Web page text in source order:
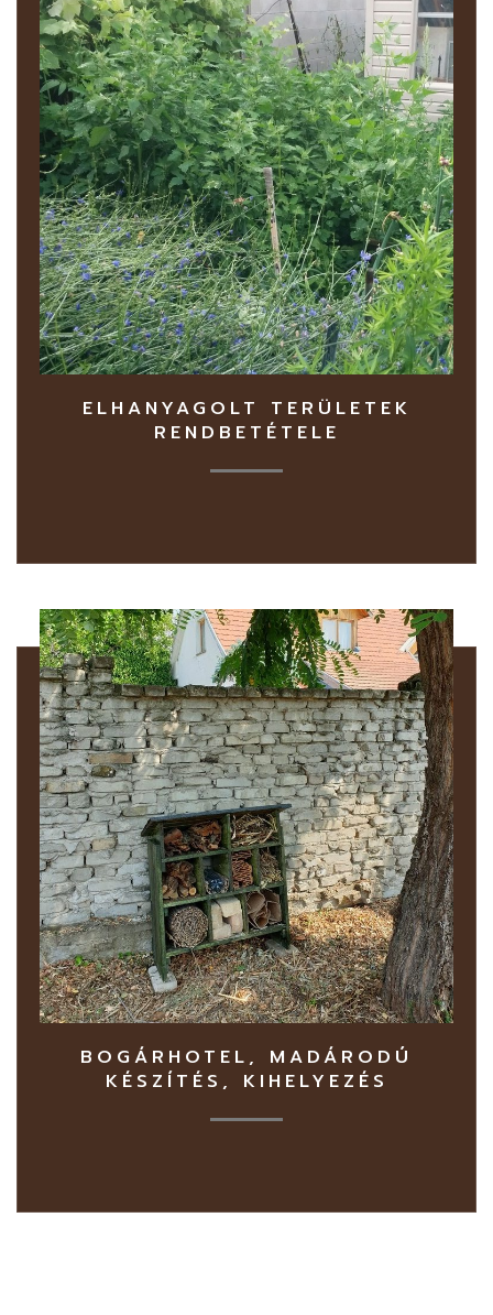
ELHANYAGOLT TERÜLETEK
RENDBETÉTELE
BOGÁRHOTEL, MADÁRODÚ
KÉSZÍTÉS, KIHELYEZÉS